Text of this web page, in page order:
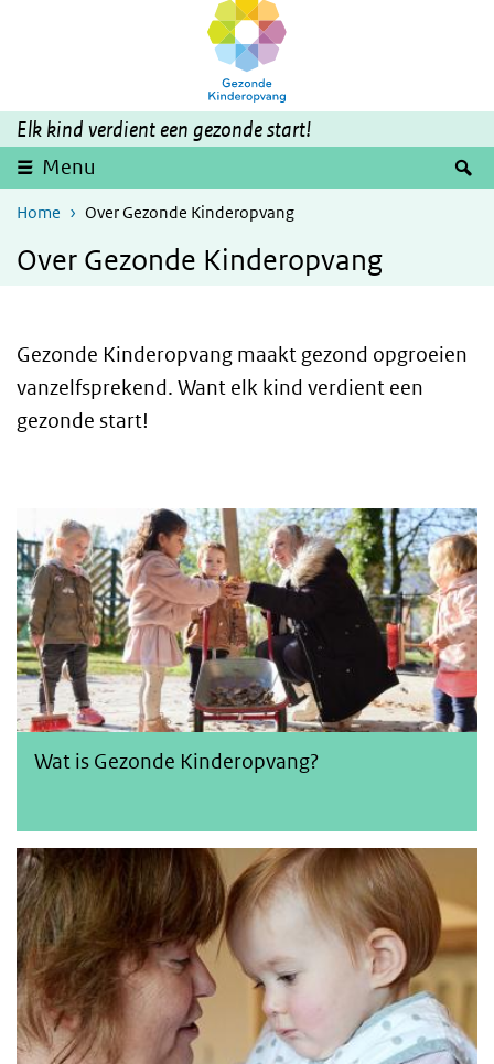
Overslaan en naar de inhoud gaan
Direct naar de hoofdnavigatie
Elk kind verdient een gezonde start!
Menu
Home Over Gezonde Kinderopvang
Over Gezonde Kinderopvang
Gezonde Kinderopvang maakt gezond opgroeien
vanzelfsprekend. Want elk kind verdient een
gezonde start!
Wat is Gezonde Kinderopvang?
Wat is Gezonde Kinderopvang?
Missie en organisatie